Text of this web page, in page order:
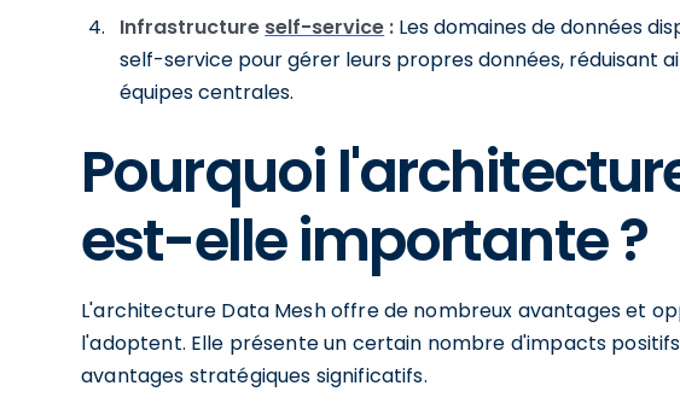
Infrastructure self-service : Les domaines de données
self-service pour gérer leurs propres données, réduisant
équipes centrales.
Pourquoi
est-elle importante ?
L'architecture Data Mesh offre de nombreux avantages et
l'adoptent. Elle présente un certain nombre d'impacts
avantages stratégiques significatifs.